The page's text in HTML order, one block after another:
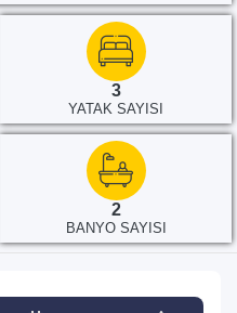
3
YATAK SAYISI
2
BANYO SAYISI